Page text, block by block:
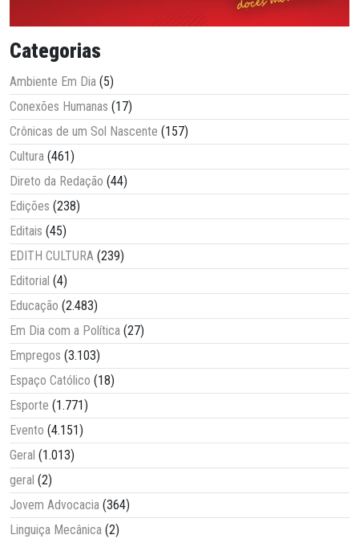
Categorias
Ambiente Em Dia (5)
Conexões Humanas (17)
Crônicas de um Sol Nascente (157)
Cultura (461)
Direto da Redação (44)
Edições (238)
Editais (45)
EDITH CULTURA (239)
Editorial (4)
Educação (2.483)
Em Dia com a Política (27)
Empregos (3.103)
Espaço Católico (18)
Esporte (1.771)
Evento (4.151)
Geral (1.013)
geral (2)
Jovem Advocacia (364)
Linguiça Mecânica (2)